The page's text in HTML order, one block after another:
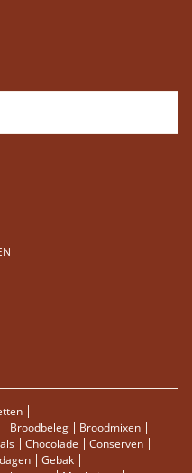
Broodbeleg
Broodmixen
Chocolade
Conserven
Gebak